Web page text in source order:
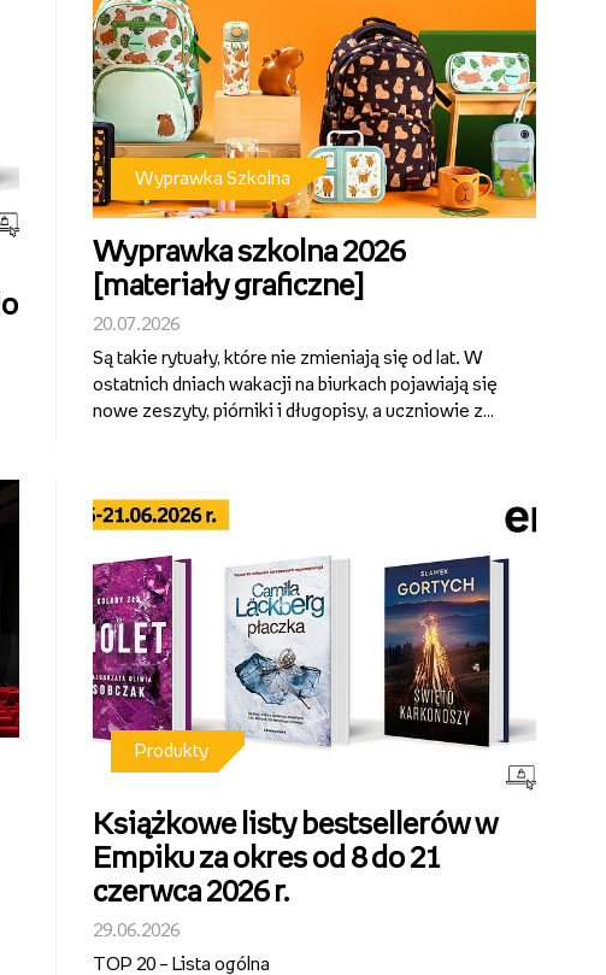
Wyprawka Szkolna
Wyprawka szkolna 2026
[materiały graficzne]
20.07.2026
Są takie rytuały, które nie zmieniają się od lat. W
ostatnich dniach wakacji na biurkach pojawiają się
nowe zeszyty, piórniki i długopisy, a uczniowie z
Produkty
Książkowe listy bestsellerów w
Empiku za okres od 8 do 21
czerwca 2026 r.
29.06.2026
TOP 20 – Lista ogólna